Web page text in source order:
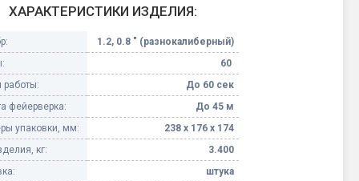
Небесные фонарики
Оборудование для
спецэффектов
Елочные гирлянды
ХАРАКТЕРИСТИКИ ИЗДЕЛИЯ:
1.2, 0.8 " (разнокалиберный)
60
работы:
До 60 сек
фейерверка:
До 45 м
упаковки, мм:
238 х 176 х 174
кг:
3.400
штука